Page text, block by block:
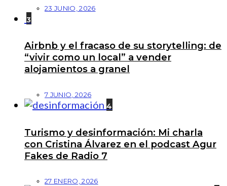
23 JUNIO, 2026
3
Airbnb y el fracaso de su storytelling: de
“vivir como un local” a vender
alojamientos a granel
7 JUNIO, 2026
4
Turismo y desinformación: Mi charla
con Cristina Álvarez en el podcast Agur
Fakes de Radio 7
27 ENERO, 2026